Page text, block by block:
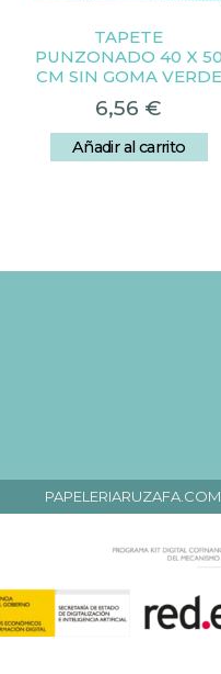
TAPETE
PUNZONADO 40 X 50
CM SIN GOMA VERDE
6,56 €
Añadir al carrito